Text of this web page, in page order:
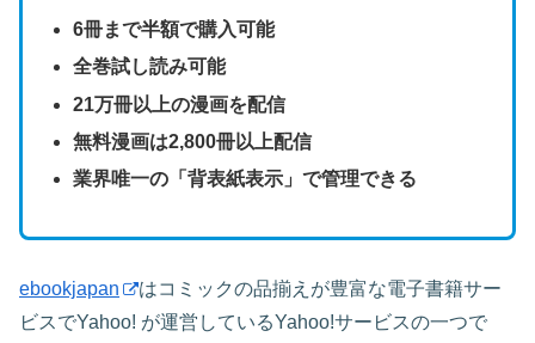
6冊まで半額で購入可能
全巻試し読み可能
21万冊以上の漫画を配信
無料漫画は2,800冊以上配信
業界唯一の「背表紙表示」で管理できる
ebookjapan
はコミックの品揃えが豊富な電子書籍サー
ビスでYahoo! が運営しているYahoo!サービスの一つで